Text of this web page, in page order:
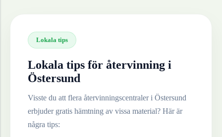
Lokala tips
Lokala tips för återvinning i
Östersund
Visste du att flera återvinningscentraler i Östersund
erbjuder gratis hämtning av vissa material? Här är
några tips: